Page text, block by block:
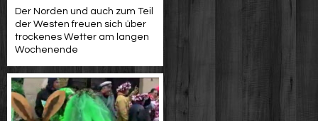
Der Norden und auch zum Teil
der Westen freuen sich über
trockenes Wetter am langen
Wochenende